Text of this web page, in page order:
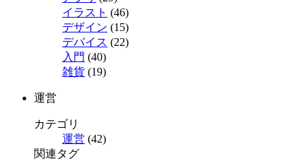
イラスト (46)
デザイン (15)
デバイス (22)
入門 (40)
雑貨 (19)
運営
カテゴリ
運営 (42)
関連タグ